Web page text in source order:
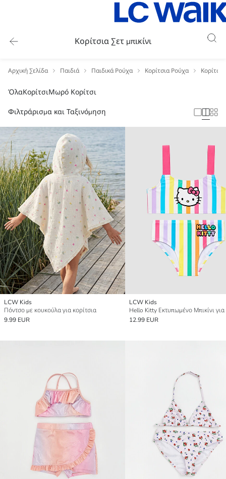
Κορίτσια Σετ μπικίνι
Αρχική Σελίδα Παιδιά Παιδικά Ρούχα Κορίτσια Ρούχα
ΌλαΚορίτσιΜωρό Κορίτσι
Φιλτράρισμα και Ταξινόμηση
LCW Kids
Πόντσο με κουκούλα για κορίτσια
9.99 EUR
LCW Kids
12.99 EUR